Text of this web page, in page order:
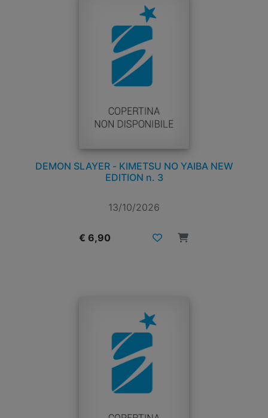
DEMON SLAYER - KIMETSU NO YAIBA NEW
EDITION n. 3
13/10/2026
€ 6,90